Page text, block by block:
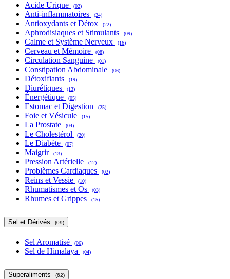
Acide Urique (02)
Anti-inflammatoires (24)
Antioxydants et Détox (22)
Aphrodisiaques et Stimulants (09)
Calme et Système Nerveux (16)
Cerveau et Mémoire (08)
Circulation Sanguine (01)
Constipation Abdominale (06)
Détoxifiants (19)
Diurétiques (13)
Énergétique (05)
Estomac et Digestion (25)
Foie et Vésicule (15)
La Prostate (04)
Le Cholestérol (20)
Le Diabète (07)
Maigrir (13)
Pression Artérielle (12)
Problèmes Cardiaques (02)
Reins et Vessie (10)
Rhumatismes et Os (03)
Rhumes et Grippes (15)
Sel et Dérivés (09)
Sel Aromatisé (06)
Sel de Himalaya (04)
Superaliments (62)